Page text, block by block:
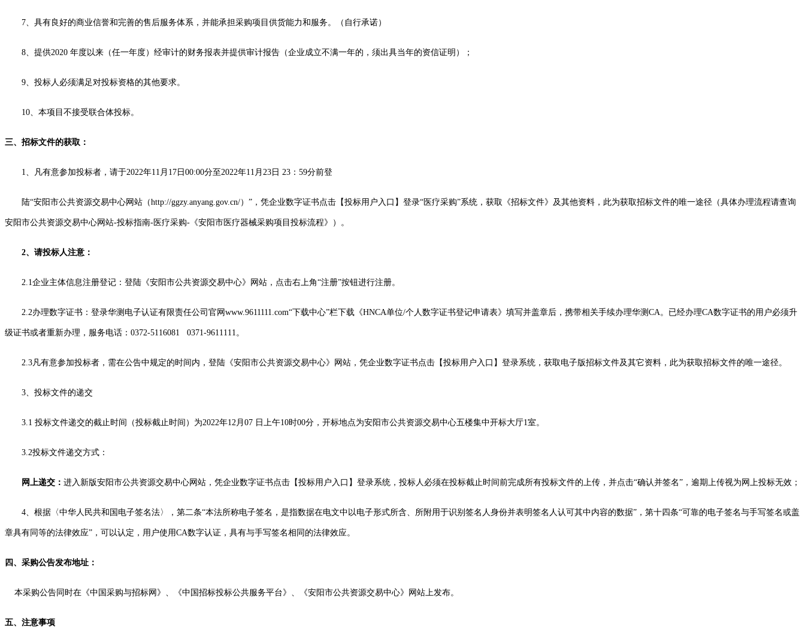
7、具有良好的商业信誉和完善的售后服务体系，并能承担采购项目供货能力和服务。 （ 自行承诺）
8、 提供2020 年度以来（任一年度）经审计的财务报表并提供审计报告（企业成立不满一年的，须出具当年的资信证明）；
9、 投标人 必须满足对投标资格的其他要求。
10、本项目不接受联合体投标。
三、 招标文件的获取：
1、 凡有意参加投标者，请于2022年11 月 17 日 00:00分至2022年11 月 23 日 23：59分前登
陆“安阳市公共资源交易中心网站（http://ggzy.anyang.gov.cn/）”，凭企业数字证书点击【投标用户入口】登录“医疗采购”系统，获取《招标文件》及其他资料，此为获取招标文件的唯一途径（具体办理流程请查询
安阳市公共资源交易中心网站-投标指南-医疗采购-《安阳市医疗器械采购项目投标流程》） 。
2、请投标人注意：
2.1企业主体信息注册登记：登陆《安阳市公共资源交易中心》网站，点击右上角“注册”按钮进行注册。
2.2办理数字证书：登录华测电子认证有限责任公司官网www.9611111.com“下载中心”栏下载《HNCA单位/个人数字证书登记申请表》填写并盖章后，携带相关手续办理华测CA。已经办理CA数字证书的用户必须升
级证书或者重新办理，服务电话：0372-5116081 0371-9611111。
2.3凡有意参加投标者，需在公告中规定的时间内，登陆《安阳市公共资源交易中心》网站，凭企业数字证书点击【投标用户入口】登录系统，获取电子版招标文件及其它资料，此为获取招标文件的唯一途径。
3、投标文件的递交
3.1 投标文件递交的截止时间（投标截止时间）为2022年12月 07 日上午10时00分，开标地点为安阳市公共资源交易中心五楼集中开标大厅1室。
3.2投标文件递交方式：
网上递交： 进入新版安阳市公共资源交易中心网站，凭企业数字证书点击【投标用户入口】登录系统，投标人必须在投标截止时间前完成所有投标文件的上传，并点击“确认并签名”，逾期上传视为网上投标无效；
4、根据〈中华人民共和国电子签名法〉，第二条“本法所称电子签名，是指数据在电文中以电子形式所含、所附用于识别签名人身份并表明签名人认可其中内容的数据”，第十四条“可靠的电子签名与手写签名或盖
章具有同等的法律效应”，可以认定，用户使用CA数字认证，具有与手写签名相同的法律效应。
四、采购公告发布地址：
本采购公告同时在《中国采购与招标网》、《中国招标投标公共服务平台》、《安阳市公共资源交易中心》网站上发布。
五、注意事项